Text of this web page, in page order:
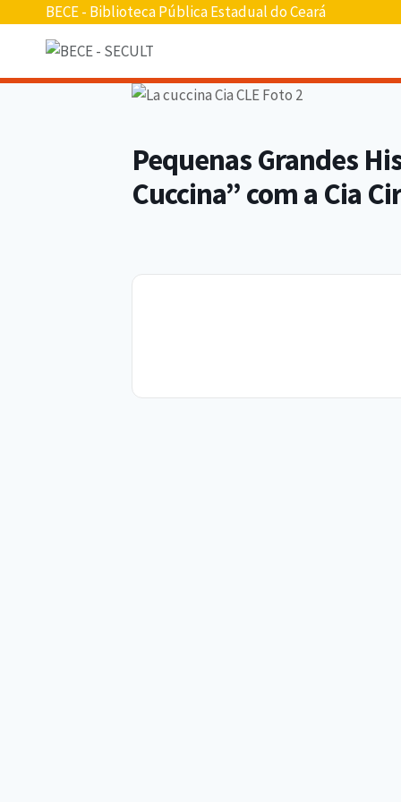
conteúdo
BECE - Biblioteca Pública Estadual do Ceará
Pequenas Grandes
Cuccina” com a Cia